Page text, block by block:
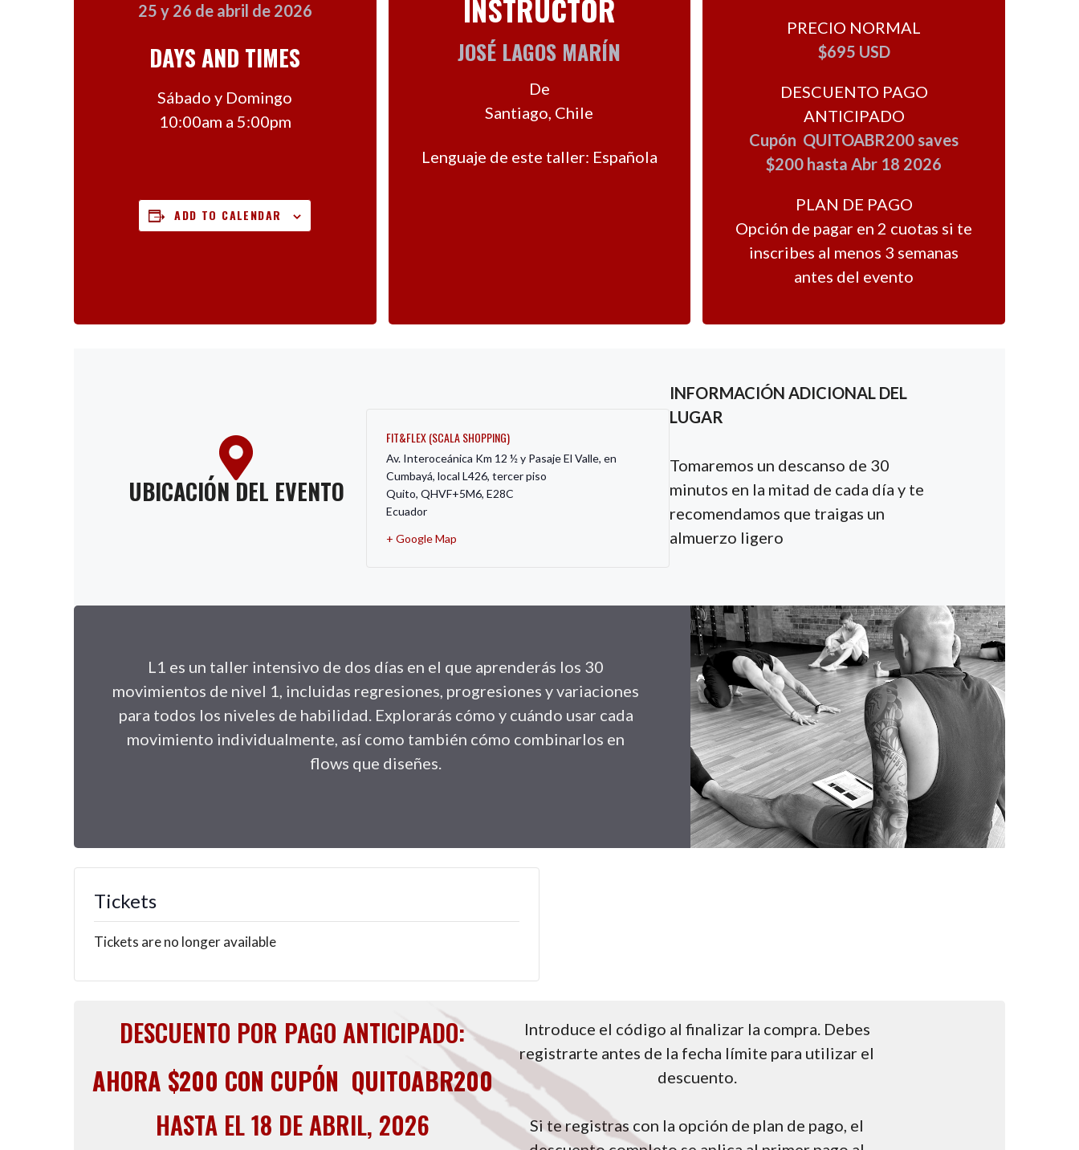
25 y 26 de abril de 2026
DAYS AND TIMES
Sábado y Domingo
10:00am a 5:00pm
ADD TO CALENDAR
INSTRUCTOR
JOSÉ LAGOS MARÍN
De
Santiago, Chile
Lenguaje de este taller: Española
PRECIO NORMAL
$695 USD
DESCUENTO PAGO
ANTICIPADO
Cupón QUITOABR200 saves
$200 hasta Abr 18 2026
PLAN DE PAGO
Opción de pagar en 2 cuotas si te
inscribes al menos 3 semanas
antes del evento
UBICACIÓN DEL EVENTO
FIT&FLEX (SCALA SHOPPING)
Av. Interoceánica Km 12 ½ y Pasaje El Valle, en
Cumbayá, local L426, tercer piso
Quito, QHVF+5M6, E28C
Ecuador
+ Google Map
INFORMACIÓN ADICIONAL DEL
LUGAR
Tomaremos un descanso de 30
minutos en la mitad de cada día y te
recomendamos que traigas un
almuerzo ligero
L1 es un taller intensivo de dos días en el que aprenderás los 30
movimientos de nivel 1, incluidas regresiones, progresiones y variaciones
para todos los niveles de habilidad. Explorarás cómo y cuándo usar cada
movimiento individualmente, así como también cómo combinarlos en
flows que diseñes.
Tickets
Tickets are no longer available
DESCUENTO POR PAGO ANTICIPADO:
AHORA $200 CON CUPÓN QUITOABR200
HASTA EL 18 DE ABRIL, 2026
Introduce el código al finalizar la compra. Debes
registrarte antes de la fecha límite para utilizar el
descuento.
Si te registras con la opción de plan de pago, el